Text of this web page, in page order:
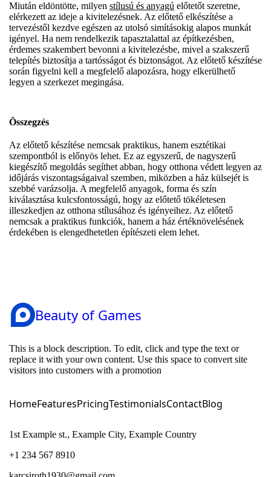
Miután eldöntötte, milyen stílusú és anyagú előtetőt szeretne,
elérkezett az ideje a kivitelezésnek. Az előtető elkészítése a
tervezéstől kezdve egészen az utolsó simításokig alapos munkát
igényel. Ha nem rendelkezik tapasztalattal az építkezésben,
érdemes szakembert bevonni a kivitelezésbe, mivel a szakszerű
telepítés biztosítja a tartósságot és biztonságot. Az előtető készítése
során figyelni kell a megfelelő alapozásra, hogy elkerülhető
legyen a szerkezet megingása.
Összegzés
Az előtető készítése nemcsak praktikus, hanem esztétikai
szempontból is előnyös lehet. Ez az egyszerű, de nagyszerű
kiegészítő megoldás segíthet abban, hogy otthona védett legyen az
időjárás viszontagságaival szemben, miközben a ház külsejét is
szebbé varázsolja. A megfelelő anyagok, forma és szín
kiválasztása kulcsfontosságú, hogy az előtető tökéletesen
illeszkedjen az otthona stílusához és igényeihez. Az előtető
nemcsak a praktikus funkciók, hanem a ház értéknövelésének
érdekében is elengedhetetlen építészeti elem lehet.
Beauty of Games
This is a block description. To edit, click and type the text or
replace it with your own content. Use this space to convert site
visitors into customers with a promotion
HomeFeaturesPricingTestimonialsContactBlog
1st Example st., Example City, Example Country
+1 234 567 8910